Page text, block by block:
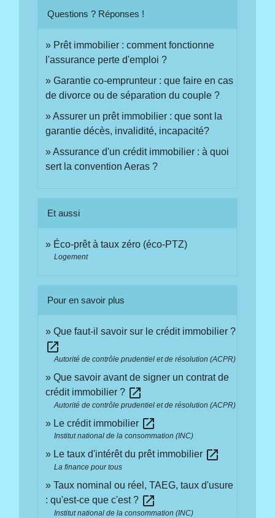
Questions ? Réponses !
Prêt immobilier : comment fonctionne
l'assurance perte d'emploi ?
Garantie co-emprunteur : que faire en cas
de divorce ou de séparation du couple ?
Assurer un prêt immobilier : que sont la
garantie décès, invalidité, incapacité?
Assurance d'un crédit immobilier : à quoi
sert la convention Aeras ?
Et aussi
Éco-prêt à taux zéro (éco-PTZ)
Logement
Pour en savoir plus
Que faut-il savoir sur le crédit immobilier ?
open_in_new
Autorité de contrôle prudentiel et de résolution (ACPR)
Que savoir avant de signer un contrat de
crédit immobilier ? open_in_new
Autorité de contrôle prudentiel et de résolution (ACPR)
Le crédit immobilier open_in_new
Institut national de la consommation (INC)
Le taux d'intérêt du prêt immobilier open_in_new
La finance pour tous
Taux nominal ou réel, TAEG, taux d'usure
: qu'est-ce que c'est ? open_in_new
Institut national de la consommation (INC)